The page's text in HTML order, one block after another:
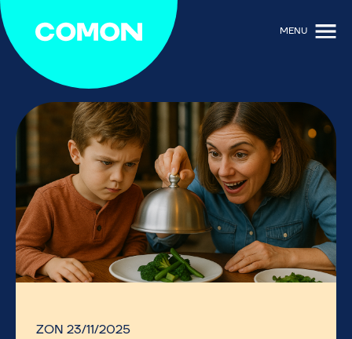
MENU
ZON 23/11/2025